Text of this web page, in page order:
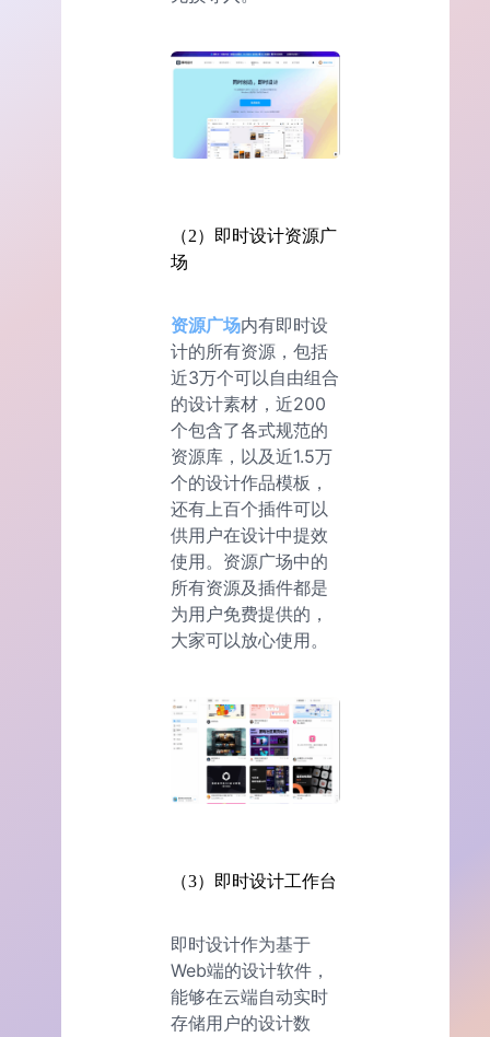
（2）即时设计资源广
场
资源广场内有即时设
计的所有资源，包括
近3万个可以自由组合
的设计素材，近200
个包含了各式规范的
资源库，以及近1.5万
个的设计作品模板，
还有上百个插件可以
供用户在设计中提效
使用。资源广场中的
所有资源及插件都是
为用户免费提供的，
大家可以放心使用。
（3）即时设计工作台
即时设计作为基于
Web端的设计软件，
能够在云端自动实时
存储用户的设计数